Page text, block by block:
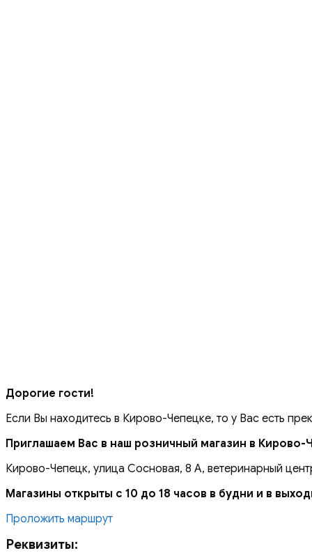
Дорогие гости!
Если Вы находитесь в Кирово-Чепецке, то у Вас есть
Приглашаем Вас в наш розничный магазин в
Кирово-Чепецк, улица Сосновая, 8 А, ветеринарный
Магазины открыты с 10 до 18 часов в будни и в
Проложить маршрут
Реквизиты: